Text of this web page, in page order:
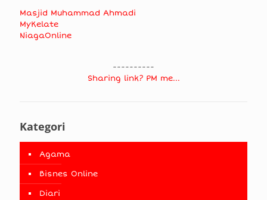
Masjid Muhammad Ahmadi
MyKelate
NiagaOnline
----------
Sharing link? PM me...
Kategori
Agama
Bisnes Online
Diari